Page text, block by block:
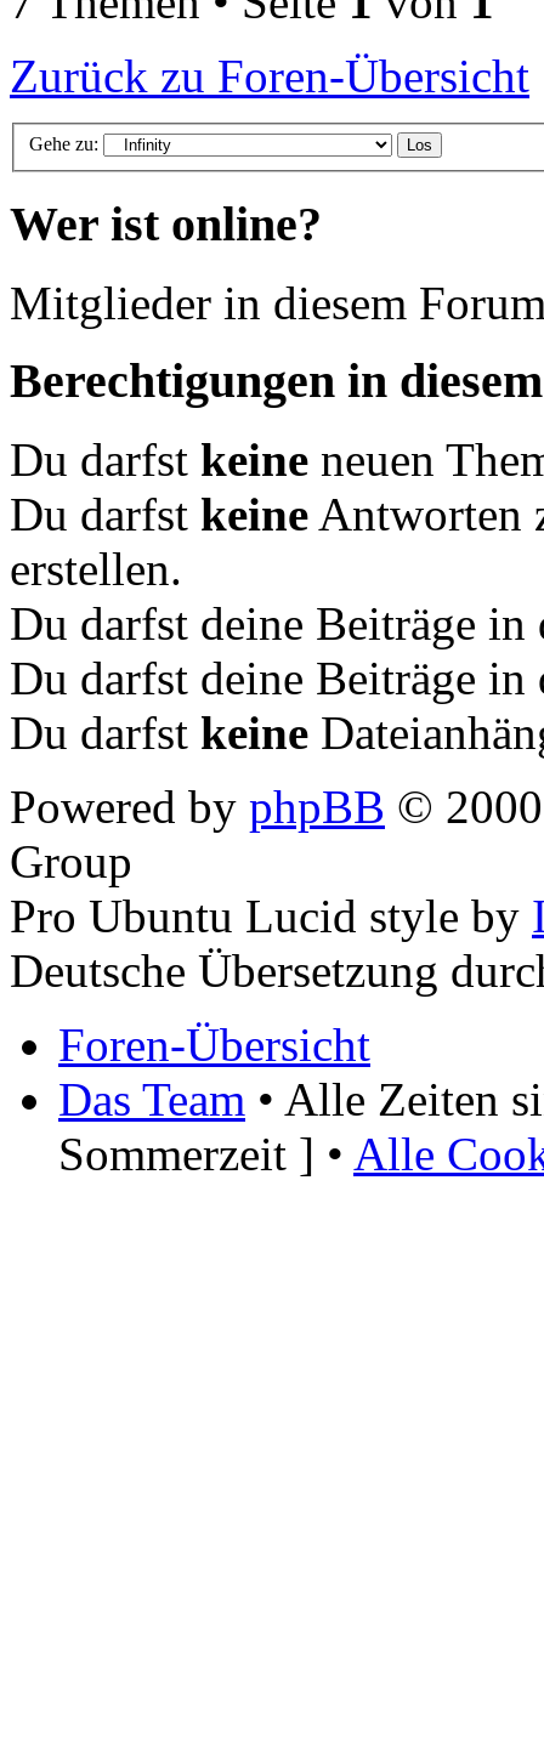
Zurück zu Foren-Übersicht
Gehe zu:
Wer ist online?
Mitglieder in diesem
Berechtigungen in
Du darfst keine neuen
Du darfst keine Antworten
erstellen.
Du darfst deine Beiträge
Du darfst deine Beiträge
Du darfst keine
Powered by phpBB ©
Group
Pro Ubuntu Lucid style by
Deutsche Übersetzung
Foren-Übersicht
Das Team • Alle Zeiten
Sommerzeit ] • Alle